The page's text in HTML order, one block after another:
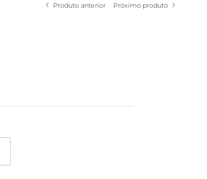
Produto anterior Próximo produto